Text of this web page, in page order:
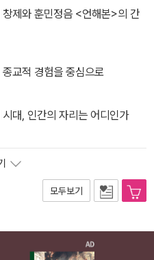
제와 훈민정음 <언해본>의 간
교적 경험을 중심으로
대, 인간의 자리는 어디인가
모두보기